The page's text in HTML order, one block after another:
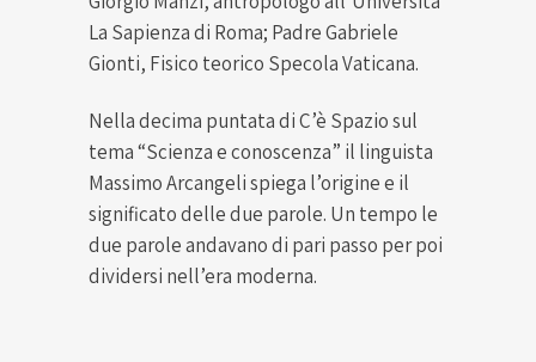
La Sapienza di Roma; Padre Gabriele
Gionti, Fisico teorico Specola Vaticana.
Nella decima puntata di C’è Spazio sul
tema “Scienza e conoscenza” il linguista
Massimo Arcangeli spiega l’origine e il
significato delle due parole. Un tempo le
due parole andavano di pari passo per poi
dividersi nell’era moderna.